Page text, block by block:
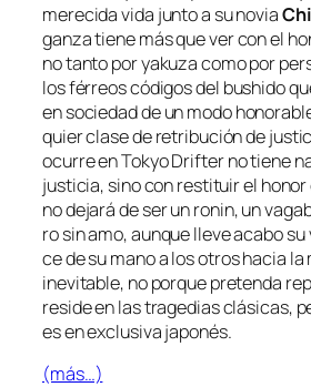
me­re­ci­da vi­da jun­to a su no­via
gan­za tie­ne más que ver con el
no tan­to por ya­ku­za co­mo por
los fé­rreos có­di­gos del bushi­do
en so­cie­dad de un mo­do
quier cla­se de re­tri­bu­ción de
ocu­rre enTokyo Drifterno tie­ne
jus­ti­cia, sino con res­ti­tuir el ho­nor
no de­ja­rá de ser unro­nin, un
ro sin amo, aun­que lle­ve aca­bo
ce de su mano a los otros ha­cia
in­evi­ta­ble, no por­que pre­ten­da
re­si­de en las tra­ge­dias clá­si­cas,
es en ex­clu­si­va japonés.
(más…)